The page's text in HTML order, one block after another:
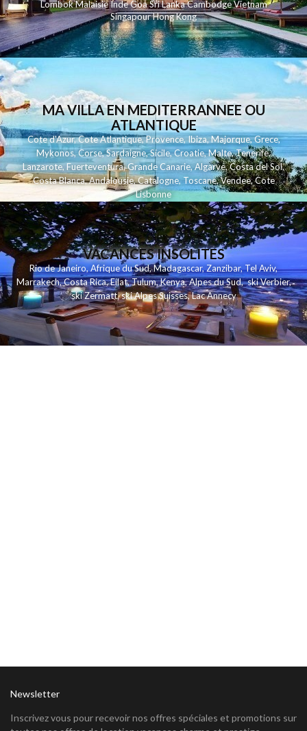
LombokMalaisieIndeGoaSri LankaCambodgeVietnam
SingapourHong Kong
MA VILLA EN MEDITERRANNEE OU
ATLANTIQUE
Cote d'Azur,Cote Atlantique,Provence,Ibiza,Majorque,Grece,
Mykonos,Corse,Sardaigne,Sicile,Croatie,Malte,Tenerife,
Lanzarote,Fuerteventura,Grande Canarie,Algarve,Costa del Sol,
Costa Blanca,Andalousie,Catalogne,Toscane,Vendee,Cote
Lisbonne
VACANCES INSOLITES
Rio de Janeiro,Afrique du Sud,Madagascar,Zanzibar,Tel Aviv,
Marrakech,Costa Rica,Eilat,Tulum,Kenya,Alpes du Sud,ski Verbier,
ski Zermatt,ski Alpes Suisses,Lac Annecy
Newsletter
Inscrivez vous pour recevoir nos offres spéciales et promotions sur